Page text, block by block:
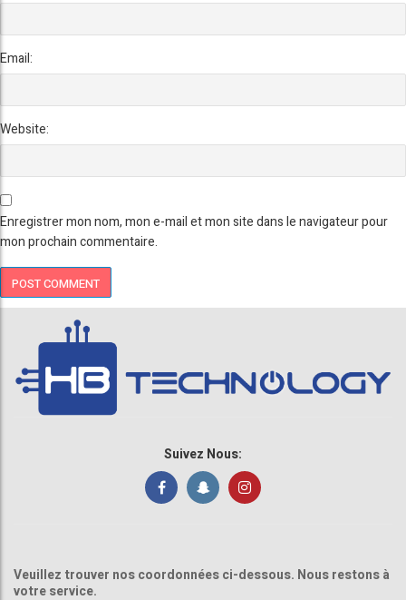
Email:
Website:
Enregistrer mon nom, mon e-mail et mon site dans le navigateur pour
mon prochain commentaire.
Suivez Nous:
Veuillez trouver nos coordonnées ci-dessous. Nous restons à
votre service.